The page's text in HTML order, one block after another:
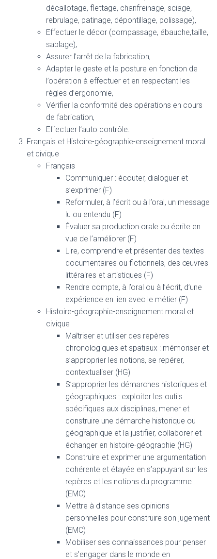
décallotage, flettage, chanfreinage, sciage,
rebrulage, patinage, dépontillage, polissage),
Effectuer le décor (compassage, ébauche,taille,
sablage),
Assurer l’arrêt de la fabrication,
Adapter le geste et la posture en fonction de
l’opération à effectuer et en respectant les
règles d’ergonomie,
Vérifier la conformité des opérations en cours
de fabrication,
Effectuer l’auto contrôle.
Français et Histoire-géographie-enseignement moral
et civique
Français
Communiquer : écouter, dialoguer et
s’exprimer (F)
Reformuler, à l’écrit ou à l’oral, un message
lu ou entendu (F)
Évaluer sa production orale ou écrite en
vue de l’améliorer (F)
Lire, comprendre et présenter des textes
documentaires ou fictionnels, des œuvres
littéraires et artistiques (F)
Rendre compte, à l’oral ou à l’écrit, d’une
expérience en lien avec le métier (F)
Histoire-géographie-enseignement moral et
civique
Maîtriser et utiliser des repères
chronologiques et spatiaux : mémoriser et
s’approprier les notions, se repérer,
contextualiser (HG)
S’approprier les démarches historiques et
géographiques : exploiter les outils
spécifiques aux disciplines, mener et
construire une démarche historique ou
géographique et la justifier, collaborer et
échanger en histoire-géographie (HG)
Construire et exprimer une argumentation
cohérente et étayée en s’appuyant sur les
repères et les notions du programme
(EMC)
Mettre à distance ses opinions
personnelles pour construire son jugement
(EMC)
Mobiliser ses connaissances pour penser
et s’engager dans le monde en